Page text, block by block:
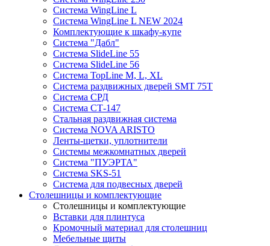
Система WingLine L
Система WingLine L NEW 2024
Комплектующие к шкафу-купе
Система "Дабл"
Система SlideLine 55
Система SlideLine 56
Система TopLine M, L, XL
Система раздвижных дверей SMT 75T
Система СРД
Система СТ-147
Стальная раздвижная система
Система NOVA ARISTO
Ленты-щетки, уплотнители
Системы межкомнатных дверей
Система "ПУЭРТА"
Система SKS-51
Система для подвесных дверей
Столешницы и комплектующие
Столешницы и комплектующие
Вставки для плинтуса
Кромочный материал для столешниц
Мебельные щиты